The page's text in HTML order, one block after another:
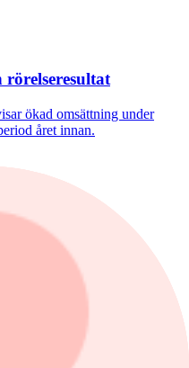
ökad omsättning under
året innan.
med
KPI och KPIF. Det visar